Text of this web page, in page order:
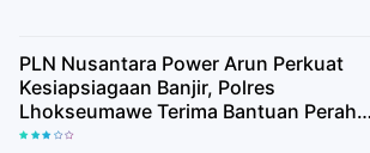
PLN Nusantara Power Arun Perkuat
Kesiapsiagaan Banjir, Polres
Lhokseumawe Terima Bantuan Perahu
Karet